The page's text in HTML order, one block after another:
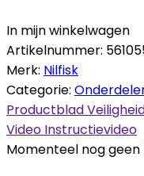
In mijn winkelwagen
Artikelnummer:
Merk: Nilfisk
Categorie:
Productblad
Video Instructievideo
Momenteel nog